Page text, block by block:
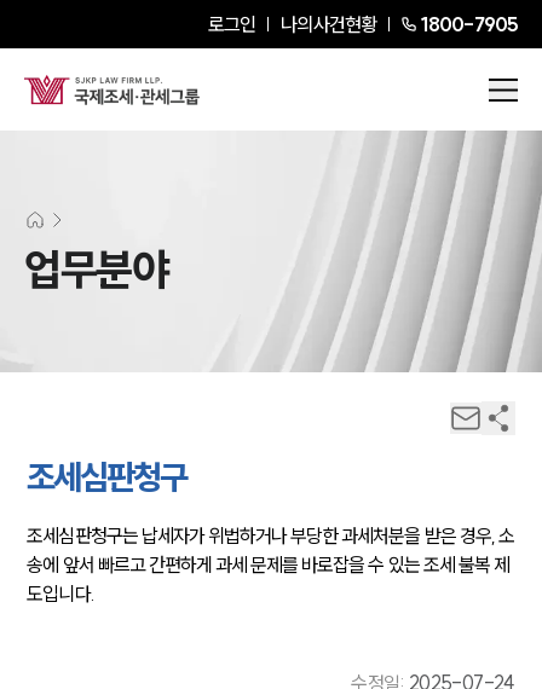
로그인 나의사건현황 1800-7905
업무분야
조세심판청구
조세심판청구는 납세자가 위법하거나 부당한 과세처분을 받은 경우, 소
송에 앞서 빠르고 간편하게 과세 문제를 바로잡을 수 있는 조세 불복 제
도입니다.
수정일: 2025-07-24